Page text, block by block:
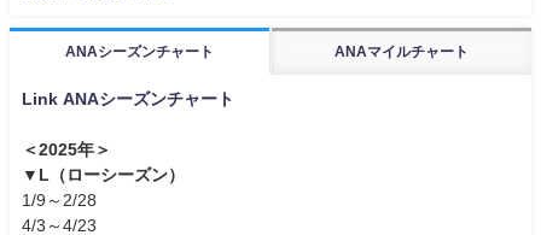
ANAシーズンチャート ANAマイルチャート
Link ANAシーズンチャート
＜2025年＞
▼L（ローシーズン）
1/9～2/28
4/3～4/23